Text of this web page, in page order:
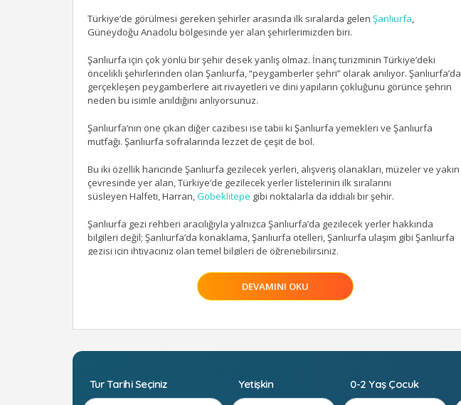
Türkiye’de görülmesi gereken şehirler arasında ilk sıralarda gelen Şanlıurfa,
Güneydoğu Anadolu bölgesinde yer alan şehirlerimizden biri.
Şanlıurfa için çok yönlü bir şehir desek yanlış olmaz. İnanç turizminin Türkiye’deki
öncelikli şehirlerinden olan Şanlıurfa, “peygamberler şehri” olarak anılıyor. Şanlıurfa’da
gerçekleşen peygamberlere ait rivayetleri ve dini yapıların çokluğunu görünce şehrin
neden bu isimle anıldığını anlıyorsunuz.
Şanlıurfa’nın öne çıkan diğer cazibesi ise tabii ki Şanlıurfa yemekleri ve Şanlıurfa
mutfağı. Şanlıurfa sofralarında lezzet de çeşit de bol.
Bu iki özellik haricinde Şanlıurfa gezilecek yerleri, alışveriş olanakları, müzeler ve yakın
çevresinde yer alan, Türkiye’de gezilecek yerler listelerinin ilk sıralarını
süsleyen Halfeti,Harran,Göbeklitepe gibi noktalarla da iddialı bir şehir.
Şanlıurfa gezi rehberi aracılığıyla yalnızca Şanlıurfa’da gezilecek yerler hakkında
bilgileri değil; Şanlıurfa’da konaklama, Şanlıurfa otelleri, Şanlıurfa ulaşım gibi Şanlıurfa
gezisi için ihtiyacınız olan temel bilgileri de öğrenebilirsiniz.
Genel Bilgiler
yıllarda dünyaca ses getiren Göbeklitepe ile Şanlıurfa tarihi daha da ilgi çekici bir hal
13.500 yıllık bir geçmişi olduğu kabul edilir. 1992 yılında, “
Balıklıgöl Heykeli” olarak
adlandırılan heykelin 13.500 yıllık olduğu ve dünyanın en eski heykeli olduğu ortaya
DEVAMINI OKU
Tur Tarihi Seçiniz Yetişkin 0-2 Yaş Çocuk